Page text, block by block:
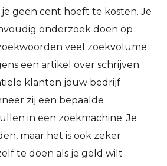
geen cent hoeft te kosten. Je
onderzoek doen op
veel zoekvolume
een artikel over schrijven.
klanten jouw bedrijf
zij een bepaalde
in een zoekmachine. Je
maar het is ook zeker
te doen als je geld wilt